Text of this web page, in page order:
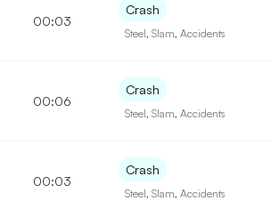
00:03
Crash
Steel ,Slam ,Accidents
00:06
Crash
Steel ,Slam ,Accidents
00:03
Crash
Steel ,Slam ,Accidents